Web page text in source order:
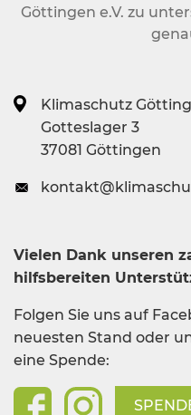
Göttingen e.V. zu
Klimaschutz
Gotteslager 3
37081 Göttingen
Vielen Dank unseren
hilfsbereiten
Folgen Sie uns auf
neuesten Stand oder
eine Spende: